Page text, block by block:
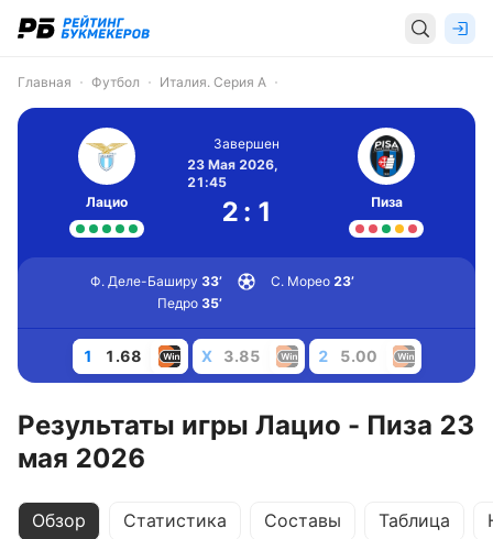
Главная Футбол Италия. Серия А
Лацио
Завершен
23 Мая 2026,
21:45
2 : 1 Пиза
Ф. Деле-Баширу 33’
Педро 35’
С. Морео 23’
1 1.68 X 3.85 2 5.00
Результаты игры Лацио - Пиза 23
мая 2026
Обзор Статистика Составы Таблица